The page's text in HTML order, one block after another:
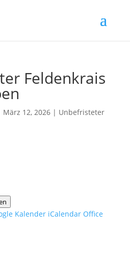
Feldenkrais
März 12, 2026| Unbefristeter
Kalender iCalendar Office